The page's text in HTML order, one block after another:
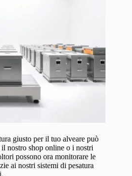
giusto per il tuo alveare può
nostro shop online o i nostri
possono ora monitorare le
ai nostri sistemi di pesatura